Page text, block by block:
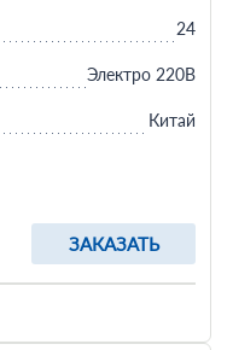
ЗАКАЗАТЬ
24
Электро 220В
Китай